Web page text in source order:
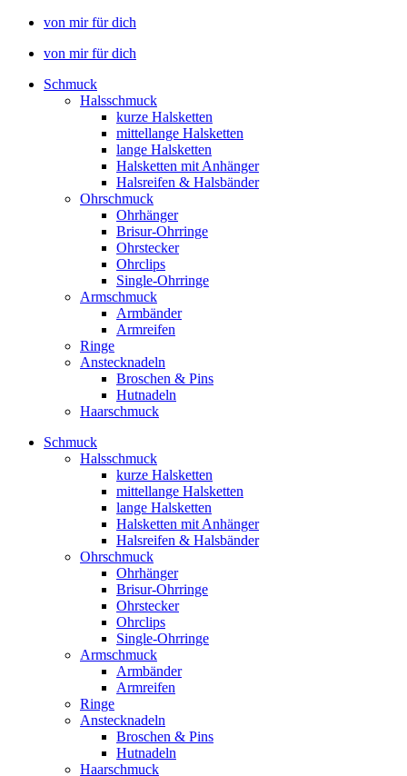
von mir für dich
von mir für dich
Schmuck
Halsschmuck
kurze Halsketten
mittellange Halsketten
lange Halsketten
Halsketten mit Anhänger
Halsreifen & Halsbänder
Ohrschmuck
Ohrhänger
Brisur-Ohrringe
Ohrstecker
Ohrclips
Single-Ohrringe
Armschmuck
Armbänder
Armreifen
Ringe
Anstecknadeln
Broschen & Pins
Hutnadeln
Haarschmuck
Schmuck
Halsschmuck
kurze Halsketten
mittellange Halsketten
lange Halsketten
Halsketten mit Anhänger
Halsreifen & Halsbänder
Ohrschmuck
Ohrhänger
Brisur-Ohrringe
Ohrstecker
Ohrclips
Single-Ohrringe
Armschmuck
Armbänder
Armreifen
Ringe
Anstecknadeln
Broschen & Pins
Hutnadeln
Haarschmuck